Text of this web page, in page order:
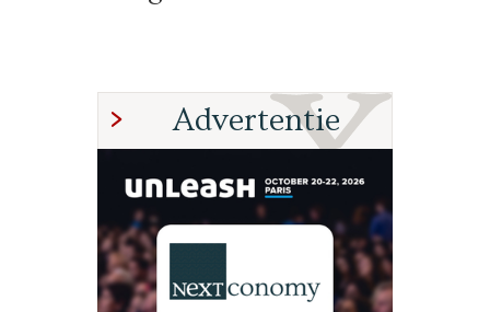
Advertentie